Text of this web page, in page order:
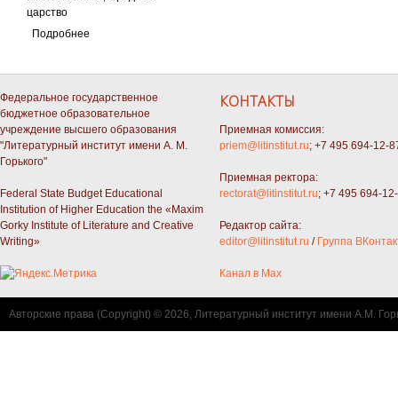
Подробнее
Федеральное государственное
бюджетное образовательное
учреждение высшего образования
"Литературный институт имени А. М.
Горького"
Federal State Budget Educational
Institution of Higher Education the «Maxim
Gorky Institute of Literature and Creative
Writing»
КОНТАКТЫ
Приемная комиссия:
priem@litinstitut.ru; +7 495 694-12-
Приемная ректора:
rectorat@litinstitut.ru; +7 495 694-
Редактор сайта:
editor@litinstitut.ru / Группа
Канал в Max
Авторские права (Copyright) © 2026, Литературный институт имени А.М.